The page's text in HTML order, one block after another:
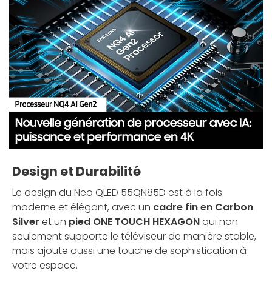
Design et Durabilité
Le design du Neo QLED 55QN85D est à la fois
moderne et élégant, avec un cadre fin en Carbon
Silver et un pied ONE TOUCH HEXAGONqui non
seulement supporte le téléviseur de manière stable,
mais ajoute aussi une touche de sophistication à
votre espace.